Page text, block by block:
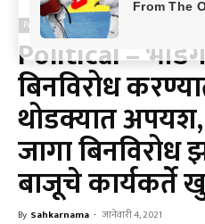
Previos News
Political –
बिनविरोध
थोडक्यात अपयश,
जागा बिनविरोध
बाजूचे कार्यकर्ते
By Sahkarnama - जानेवारी 4, 2021